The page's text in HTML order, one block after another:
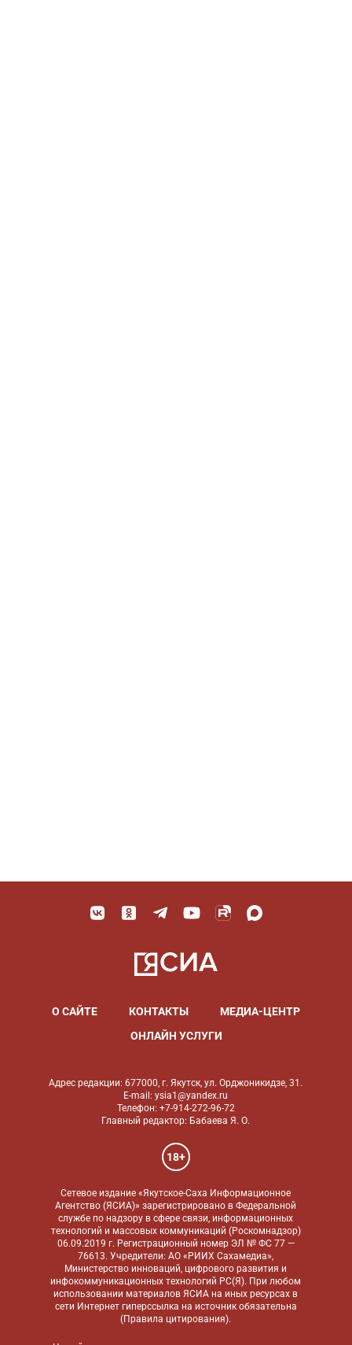
О САЙТЕ КОНТАКТЫ
МЕДИА-ЦЕНТР
ОНЛАЙН УСЛУГИ
Адрес редакции: 677000, г. Якутск, ул. Орджоникидзе, 31.
E-mail: ysia1@yandex.ru
Телефон: +7-914-272-96-72
Главный редактор: Бабаева Я. О.
18+
Сетевое издание «Якутское-Саха Информационное
Агентство (ЯСИА)» зарегистрировано в Федеральной
службе по надзору в сфере связи, информационных
технологий и массовых коммуникаций (Роскомнадзор)
06.09.2019 г. Регистрационный номер ЭЛ № ФС 77 —
76613. Учредители: АО «РИИХ Сахамедиа»,
Министерство инноваций, цифрового развития и
инфокоммуникационных технологий РС(Я). При любом
использовании материалов ЯСИА на иных ресурсах в
сети Интернет гиперссылка на источник обязательна
(Правила цитирования).